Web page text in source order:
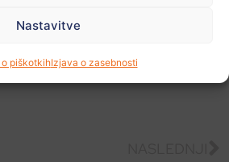
Nastavitve
piškotkihIzjava o zasebnosti